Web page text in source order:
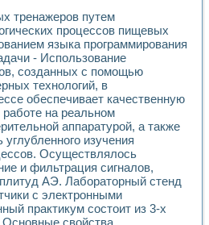
тренажеров путем
процессов пищевых
языка программирования
- Использование
созданных с помощью
технологий, в
обеспечивает качественную
работе на реальном
аппаратурой, а также
изучения
Осуществлялось
и фильтрация сигналов,
АЭ. Лабораторный стенд
с электронными
практикум состоит из 3-х